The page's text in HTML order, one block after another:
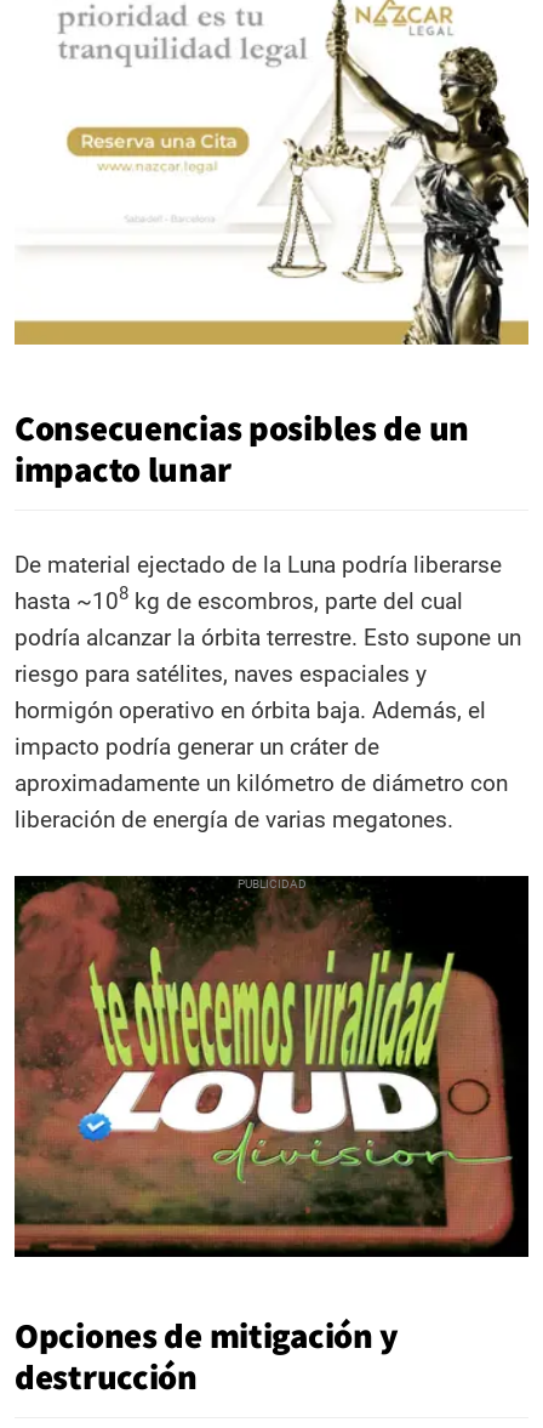
Consecuencias posibles de un
impacto lunar
De material ejectado de la Luna podría liberarse
hasta ~108 kg de escombros, parte del cual
podría alcanzar la órbita terrestre. Esto supone un
riesgo para satélites, naves espaciales y
hormigón operativo en órbita baja. Además, el
impacto podría generar un cráter de
aproximadamente un kilómetro de diámetro con
liberación de energía de varias megatones.
Opciones de mitigación y
destrucción